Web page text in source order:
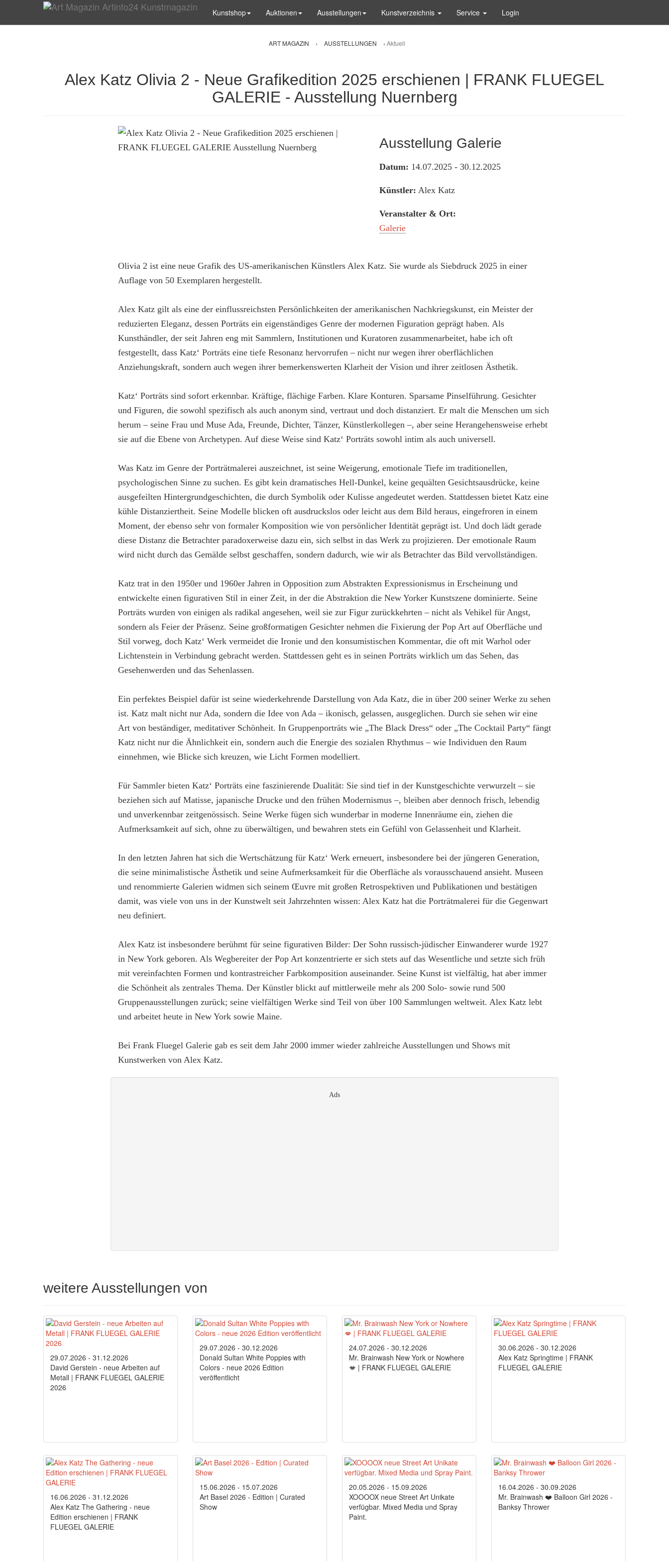
Kunstshop Auktionen Ausstellungen Kunstverzeichnis Service Login
ART MAGAZIN › AUSSTELLUNGEN › Aktuell
Alex Katz Olivia 2 - Neue Grafikedition 2025 erschienen | FRANK FLUEGEL
GALERIE - Ausstellung Nuernberg
Ausstellung Galerie
Datum: 14.07.2025 - 30.12.2025
Künstler: Alex Katz
Veranstalter & Ort:
Galerie
Olivia 2 ist eine neue Grafik des US-amerikanischen Künstlers Alex Katz. Sie wurde als Siebdruck 2025 in einer
Auflage von 50 Exemplaren hergestellt.
Alex Katz gilt als eine der einflussreichsten Persönlichkeiten der amerikanischen Nachkriegskunst, ein Meister der
reduzierten Eleganz, dessen Porträts ein eigenständiges Genre der modernen Figuration geprägt haben. Als
Kunsthändler, der seit Jahren eng mit Sammlern, Institutionen und Kuratoren zusammenarbeitet, habe ich oft
festgestellt, dass Katz‘ Porträts eine tiefe Resonanz hervorrufen – nicht nur wegen ihrer oberflächlichen
Anziehungskraft, sondern auch wegen ihrer bemerkenswerten Klarheit der Vision und ihrer zeitlosen Ästhetik.
Katz‘ Porträts sind sofort erkennbar. Kräftige, flächige Farben. Klare Konturen. Sparsame Pinselführung. Gesichter
und Figuren, die sowohl spezifisch als auch anonym sind, vertraut und doch distanziert. Er malt die Menschen um sich
herum – seine Frau und Muse Ada, Freunde, Dichter, Tänzer, Künstlerkollegen –, aber seine Herangehensweise erhebt
sie auf die Ebene von Archetypen. Auf diese Weise sind Katz‘ Porträts sowohl intim als auch universell.
Was Katz im Genre der Porträtmalerei auszeichnet, ist seine Weigerung, emotionale Tiefe im traditionellen,
psychologischen Sinne zu suchen. Es gibt kein dramatisches Hell-Dunkel, keine gequälten Gesichtsausdrücke, keine
ausgefeilten Hintergrundgeschichten, die durch Symbolik oder Kulisse angedeutet werden. Stattdessen bietet Katz eine
kühle Distanziertheit. Seine Modelle blicken oft ausdruckslos oder leicht aus dem Bild heraus, eingefroren in einem
Moment, der ebenso sehr von formaler Komposition wie von persönlicher Identität geprägt ist. Und doch lädt gerade
diese Distanz die Betrachter paradoxerweise dazu ein, sich selbst in das Werk zu projizieren. Der emotionale Raum
wird nicht durch das Gemälde selbst geschaffen, sondern dadurch, wie wir als Betrachter das Bild vervollständigen.
Katz trat in den 1950er und 1960er Jahren in Opposition zum Abstrakten Expressionismus in Erscheinung und
entwickelte einen figurativen Stil in einer Zeit, in der die Abstraktion die New Yorker Kunstszene dominierte. Seine
Porträts wurden von einigen als radikal angesehen, weil sie zur Figur zurückkehrten – nicht als Vehikel für Angst,
sondern als Feier der Präsenz. Seine großformatigen Gesichter nehmen die Fixierung der Pop Art auf Oberfläche und
Stil vorweg, doch Katz‘ Werk vermeidet die Ironie und den konsumistischen Kommentar, die oft mit Warhol oder
Lichtenstein in Verbindung gebracht werden. Stattdessen geht es in seinen Porträts wirklich um das Sehen, das
Gesehenwerden und das Sehenlassen.
Ein perfektes Beispiel dafür ist seine wiederkehrende Darstellung von Ada Katz, die in über 200 seiner Werke zu sehen
ist. Katz malt nicht nur Ada, sondern die Idee von Ada – ikonisch, gelassen, ausgeglichen. Durch sie sehen wir eine
Art von beständiger, meditativer Schönheit. In Gruppenporträts wie „The Black Dress“ oder „The Cocktail Party“ fängt
Katz nicht nur die Ähnlichkeit ein, sondern auch die Energie des sozialen Rhythmus – wie Individuen den Raum
einnehmen, wie Blicke sich kreuzen, wie Licht Formen modelliert.
Für Sammler bieten Katz‘ Porträts eine faszinierende Dualität: Sie sind tief in der Kunstgeschichte verwurzelt – sie
beziehen sich auf Matisse, japanische Drucke und den frühen Modernismus –, bleiben aber dennoch frisch, lebendig
und unverkennbar zeitgenössisch. Seine Werke fügen sich wunderbar in moderne Innenräume ein, ziehen die
Aufmerksamkeit auf sich, ohne zu überwältigen, und bewahren stets ein Gefühl von Gelassenheit und Klarheit.
In den letzten Jahren hat sich die Wertschätzung für Katz‘ Werk erneuert, insbesondere bei der jüngeren Generation,
die seine minimalistische Ästhetik und seine Aufmerksamkeit für die Oberfläche als vorausschauend ansieht. Museen
und renommierte Galerien widmen sich seinem Œuvre mit großen Retrospektiven und Publikationen und bestätigen
damit, was viele von uns in der Kunstwelt seit Jahrzehnten wissen: Alex Katz hat die Porträtmalerei für die Gegenwart
neu definiert.
Alex Katz ist insbesondere berühmt für seine figurativen Bilder: Der Sohn russisch-jüdischer Einwanderer wurde 1927
in New York geboren. Als Wegbereiter der Pop Art konzentrierte er sich stets auf das Wesentliche und setzte sich früh
mit vereinfachten Formen und kontrastreicher Farbkomposition auseinander. Seine Kunst ist vielfältig, hat aber immer
die Schönheit als zentrales Thema. Der Künstler blickt auf mittlerweile mehr als 200 Solo- sowie rund 500
Gruppenausstellungen zurück; seine vielfältigen Werke sind Teil von über 100 Sammlungen weltweit. Alex Katz lebt
und arbeitet heute in New York sowie Maine.
Bei Frank Fluegel Galerie gab es seit dem Jahr 2000 immer wieder zahlreiche Ausstellungen und Shows mit
Kunstwerken von Alex Katz.
Ads
weitere Ausstellungen von
29.07.2026 - 31.12.2026
David Gerstein - neue Arbeiten auf
Metall | FRANK FLUEGEL GALERIE
2026
29.07.2026 - 30.12.2026
Donald Sultan White Poppies with
Colors - neue 2026 Edition
veröffentlicht
24.07.2026 - 30.12.2026
Mr. Brainwash New York or Nowhere
💋 | FRANK FLUEGEL GALERIE
30.06.2026 - 30.12.2026
Alex Katz Springtime | FRANK
FLUEGEL GALERIE
16.06.2026 - 31.12.2026
Alex Katz The Gathering - neue
Edition erschienen | FRANK
FLUEGEL GALERIE
15.06.2026 - 15.07.2026
Art Basel 2026 - Edition | Curated
Show
20.05.2026 - 15.09.2026
XOOOOX neue Street Art Unikate
verfügbar. Mixed Media und Spray
Paint.
16.04.2026 - 30.09.2026
Mr. Brainwash ❤️ Balloon Girl 2026 -
Banksy Thrower